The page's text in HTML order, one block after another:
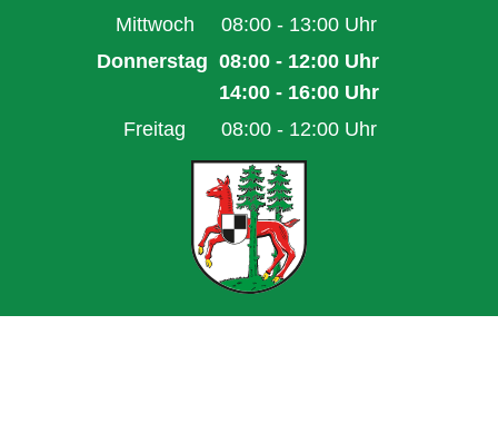
Von 14:00 bis 18:00 Uhr
Mittwoch 08:00 - 13:00 Uhr
Von 08:00 bis 13:00 Uhr
Donnerstag 08:00 - 12:00 Uhr
Von 08:00 bis 12:00 Uhr
14:00 - 16:00 Uhr
Von 14:00 bis 16:00 Uhr
Freitag 08:00 - 12:00 Uhr
Von 08:00 bis 12:00 Uhr